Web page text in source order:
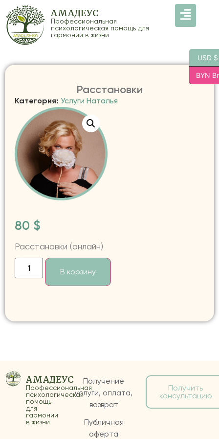
АМАДЕУС
Профессиональная
психологическая помощь для
гармонии в жизни
Расстановки
Категория: Услуги Наталья
80 $
Расстановки (онлайн)
В корзину
АМАДЕУС
Профессиональная
психологическая
помощь
для
гармонии
в жизни
Получение
услуги, оплата,
возврат
Публичная
оферта
Получить
консультацию
USD $
BYN Br